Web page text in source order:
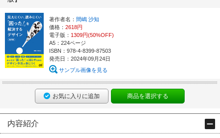
著作者名： 間嶋 沙知
価格： 2618円
電子版： 1309円(50%OFF)
A5：224ページ
ISBN：978-4-8399-87503
発売日：2024年09月24日
サンプル画像を見る
お気に入りに追加 商品を選択する
内容紹介